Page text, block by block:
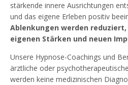
stärkende innere Ausrichtungen
und das eigene Erleben positiv
Ablenkungen werden
eigenen Stärken und neuen
Unsere Hypnose-Coachings und
ärztliche oder
werden keine medizinischen